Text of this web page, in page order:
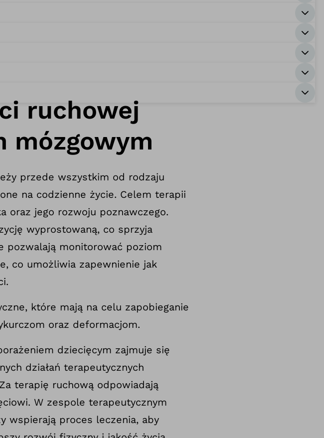
ruchowej
mózgowym
przede wszystkim od rodzaju
na codzienne życie. Celem terapii
oraz jego rozwoju poznawczego.
wyprostowaną, co sprzyja
pozwalają monitorować poziom
co umożliwia zapewnienie jak
które mają na celu zapobieganie
oraz deformacjom.
dziecięcym zajmuje się
działań terapeutycznych
terapię ruchową odpowiadają
W zespole terapeutycznym
wspierają proces leczenia, aby